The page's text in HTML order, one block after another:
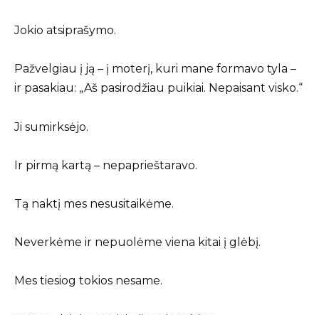
Jokio atsiprašymo.
Pažvelgiau į ją – į moterį, kuri mane formavo tyla –
ir pasakiau: „Aš pasirodžiau puikiai. Nepaisant visko.“
Ji sumirksėjo.
Ir pirmą kartą – nepaprieštaravo.
Tą naktį mes nesusitaikėme.
Neverkėme ir nepuolėme viena kitai į glėbį.
Mes tiesiog tokios nesame.